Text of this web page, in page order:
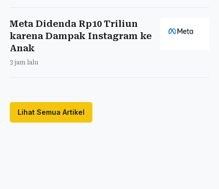
Meta Didenda Rp10 Triliun
karena Dampak Instagram ke
Anak
3 jam lalu
Lihat Semua Artikel